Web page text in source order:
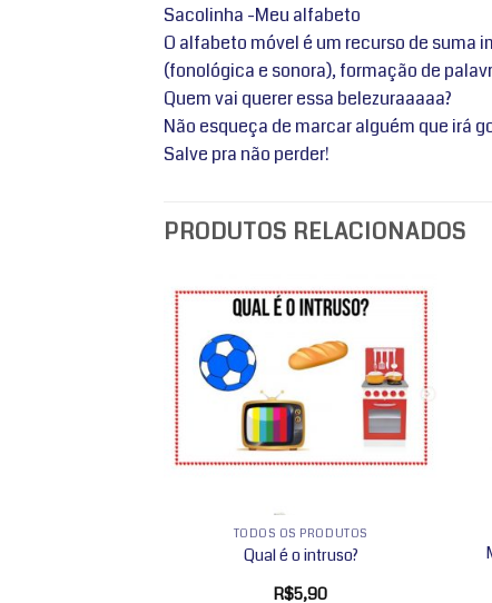
Sacolinha -Meu alfabeto
O alfabeto móvel é um recurso de
(fonológica e sonora), formação de
Quem vai querer essa belezuraaaaa?
Não esqueça de marcar alguém que irá
Salve pra não perder!
PRODUTOS RELACIONADOS
Adicionar
a lista de
desejos
TODOS OS PRODUTOS
Qual é o intruso?
R$5,90